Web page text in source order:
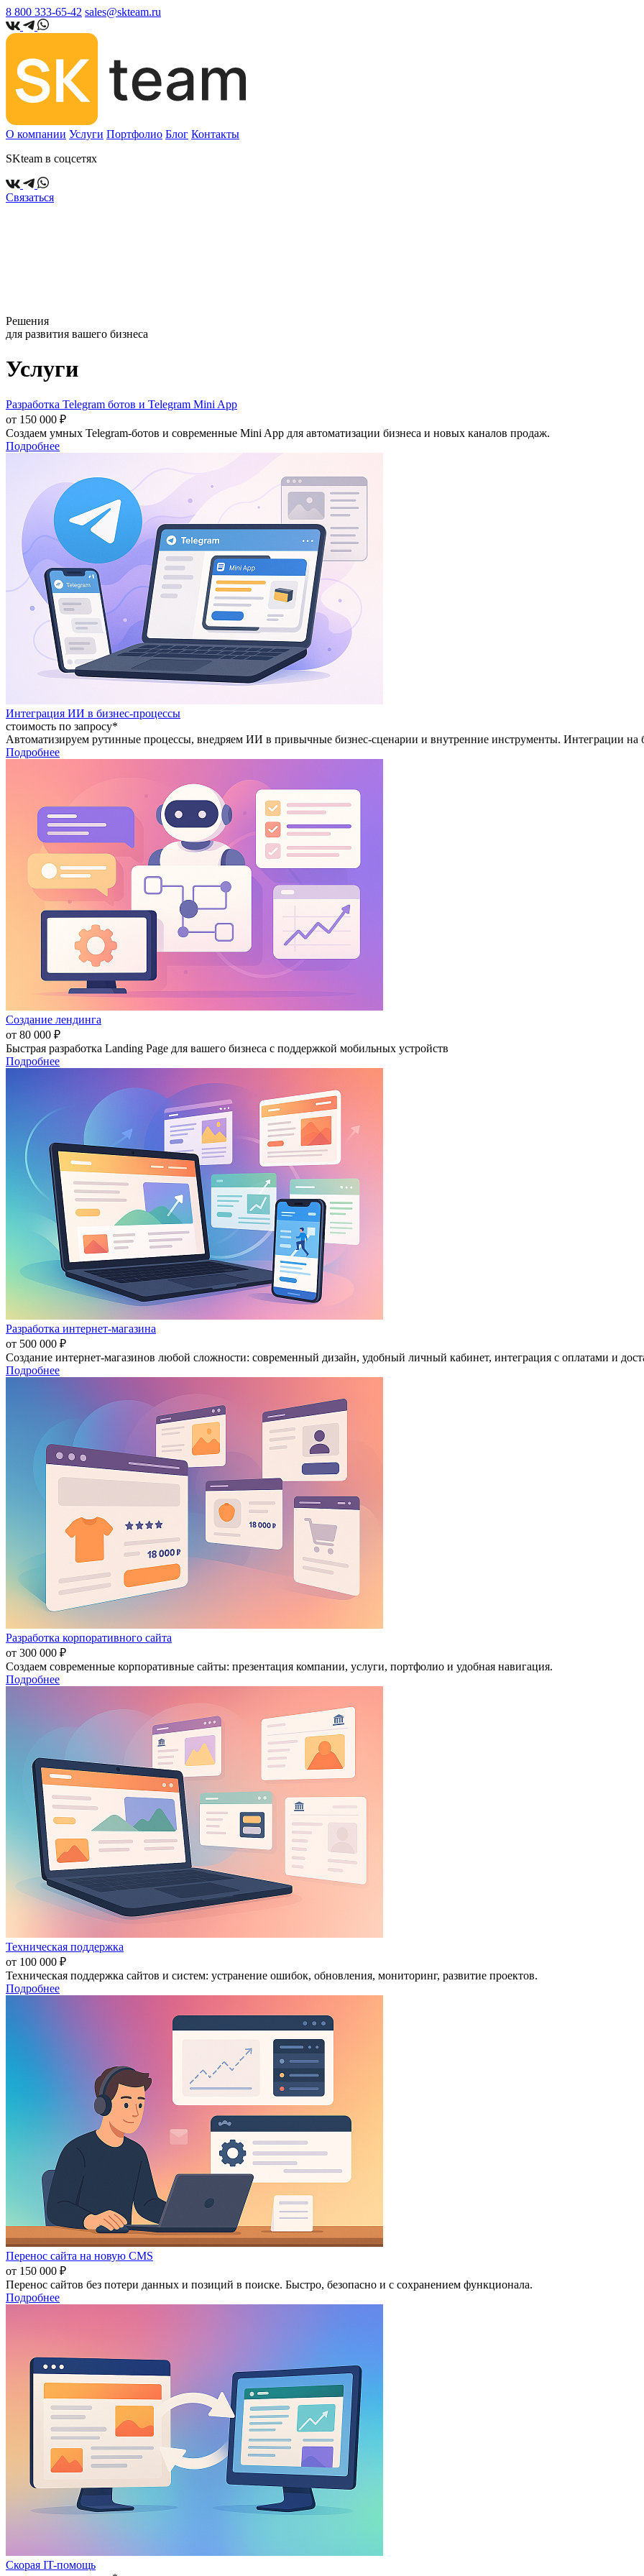
8 800 333-65-42 sales@skteam.ru
О компании Услуги Портфолио Блог Контакты
SKteam в соцсетях
Связаться
Решения
для развития вашего бизнеса
Услуги
Разработка Telegram ботов и Telegram Mini App
от 150 000 ₽
Создаем умных Telegram-ботов и современные Mini App для автоматизации бизнеса и новых каналов продаж.
Подробнее
Интеграция ИИ в бизнес-процессы
стоимость по запросу*
Автоматизируем рутинные процессы, внедряем ИИ в привычные бизнес-сценарии и внутренние инструменты. Интеграции на
Подробнее
Создание лендинга
от 80 000 ₽
Быстрая разработка Landing Page для вашего бизнеса с поддержкой мобильных устройств
Подробнее
Разработка интернет-магазина
от 500 000 ₽
Создание интернет-магазинов любой сложности: современный дизайн, удобный личный кабинет, интеграция с оплатами и
Подробнее
Разработка корпоративного сайта
от 300 000 ₽
Создаем современные корпоративные сайты: презентация компании, услуги, портфолио и удобная навигация.
Подробнее
Техническая поддержка
от 100 000 ₽
Техническая поддержка сайтов и систем: устранение ошибок, обновления, мониторинг, развитие проектов.
Подробнее
Перенос сайта на новую CMS
от 150 000 ₽
Перенос сайтов без потери данных и позиций в поиске. Быстро, безопасно и с сохранением функционала.
Подробнее
Скорая IT-помощь